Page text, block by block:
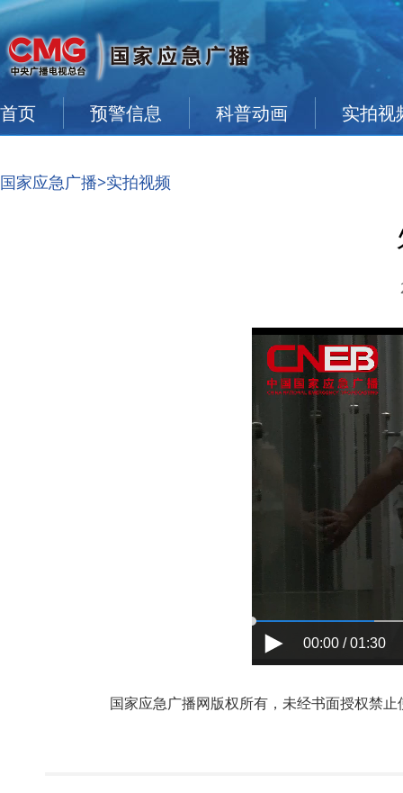
首页 预警信息 科普动画 实拍视
国家应急广播>实拍视频
00:00 / 01:30
国家应急广播网版权所有，未经书面授权禁